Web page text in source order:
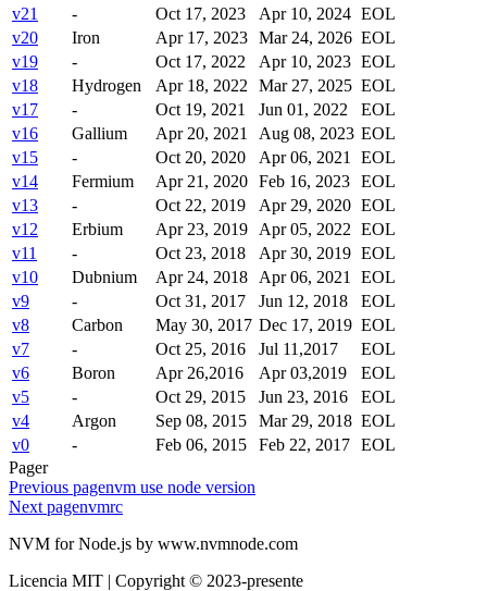
v21
- Oct 17, 2023 Apr 10, 2024 EOL
v20
Iron Apr 17, 2023 Mar 24, 2026 EOL
v19
- Oct 17, 2022 Apr 10, 2023 EOL
v18
Hydrogen Apr 18, 2022 Mar 27, 2025 EOL
v17
- Oct 19, 2021 Jun 01, 2022
EOL
v16
Gallium Apr 20, 2021 Aug 08, 2023 EOL
v15
- Oct 20, 2020 Apr 06, 2021
EOL
v14
Fermium Apr 21, 2020 Feb 16, 2023 EOL
v13
- Oct 22, 2019 Apr 29, 2020 EOL
v12
Erbium Apr 23, 2019 Apr 05, 2022 EOL
v11
- Oct 23, 2018 Apr 30, 2019 EOL
v10
Dubnium Apr 24, 2018 Apr 06, 2021
EOL
v9
- Oct 31, 2017 Jun 12, 2018
EOL
v8
Carbon May 30, 2017 Dec 17, 2019 EOL
v7
- Oct 25, 2016 Jul 11,2017
EOL
v6
Boron Apr 26,2016 Apr 03,2019
EOL
v5
- Oct 29, 2015 Jun 23, 2016
EOL
v4
Argon Sep 08, 2015 Mar 29, 2018 EOL
v0
- Feb 06, 2015 Feb 22, 2017 EOL
Pager
Previous pagenvm use node version
Next pagenvmrc
NVM for Node.js by www.nvmnode.com
Licencia MIT | Copyright © 2023-presente